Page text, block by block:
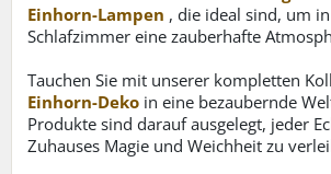
Einhorn-Lampen , die ideal sind, um
Schlafzimmer eine zauberhafte
Tauchen Sie mit unserer kompletten
Einhorn-Deko in eine bezaubernde
Produkte sind darauf ausgelegt, jeder
Zuhauses Magie und Weichheit zu